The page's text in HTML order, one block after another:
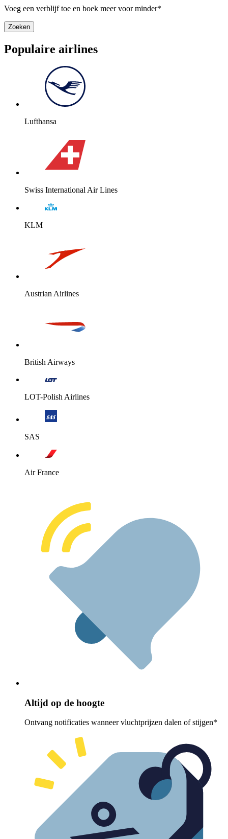
Voeg een verblijf toe en boek meer voor minder*
Zoeken
Populaire airlines
Lufthansa
Swiss International Air Lines
KLM
Austrian Airlines
British Airways
LOT-Polish Airlines
SAS
Air France
Altijd op de hoogte
Ontvang notificaties wanneer vluchtprijzen dalen of stijgen*